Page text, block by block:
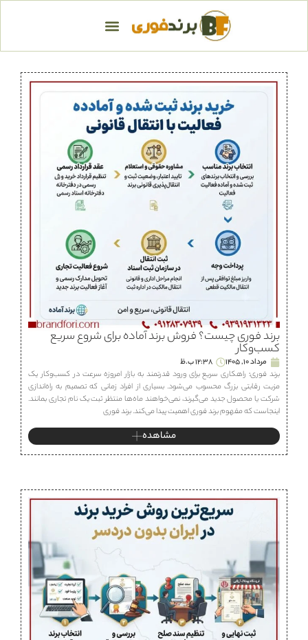
برند فوری چیست؟ فروش برند آماده برای شروع سریع
کسب‌وکار
مرداد 10, 1405
12:38 ب.ظ
برند فوری؛ راهکاری سریع برای ورود قدرتمند به بازار امروزه سرعت در کسب‌وکار یک
مزیت رقابتی بزرگ محسوب می‌شود. بسیاری از افراد زمانی که تصمیم به راه‌اندازی
شرکت یا محصول جدید می‌گیرند، نمی‌خواهند ماه‌ها منتظر ثبت یک نام تجاری بمانند.
اینجاست که مفهوم برند فوری اهمیت پیدا می‌کند. برند فوری
مشاهده